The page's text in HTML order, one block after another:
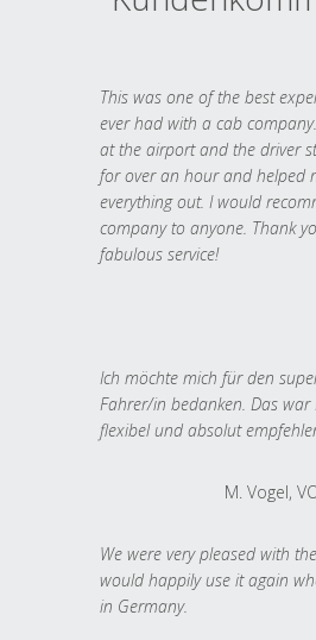
This was one of the best
ever had with a cab
at the airport and the driver
for over an hour and helped
everything out. I would
company to anyone. Thank
fabulous service!
Ich möchte mich für den
Fahrer/in bedanken. Das war
flexibel und absolut
M. Vogel,
We were very pleased with
would happily use it again
in Germany.